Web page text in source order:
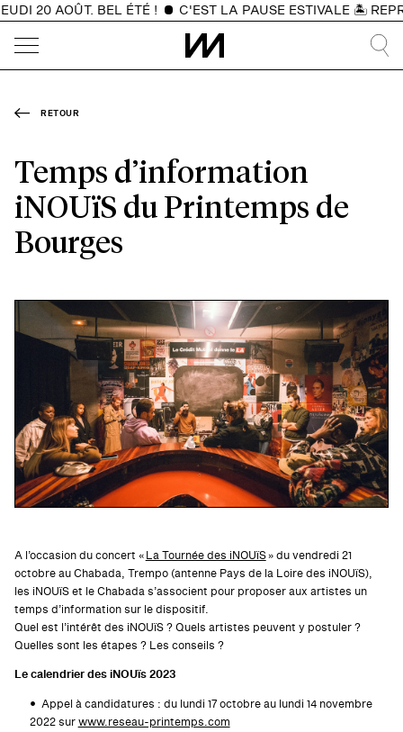
20 AOÛT. BEL ÉTÉ ! C'EST LA PAUSE ESTIVALE 🏝️
RETOUR
Temps d’information
iNOUïS du Printemps de
Bourges
A l’occasion du concert «La Tournée des iNOUïS» du vendredi 21
octobre au Chabada, Trempo (antenne Pays de la Loire des iNOUïS),
les iNOUïS et le Chabada s’associent pour proposer aux artistes un
temps d’information sur le dispositif.
Quel est l’intérêt des iNOUïS ? Quels artistes peuvent y postuler ?
Quelles sont les étapes ? Les conseils ?
Le calendrier des iNOUïs 2023
Appel à candidatures : du lundi 17 octobre au lundi 14 novembre
2022 surwww.reseau-printemps.com